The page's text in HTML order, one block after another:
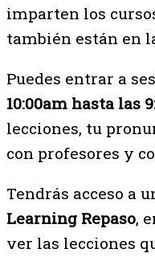
imparten los
también están en
Puedes entrar a
10:00am hasta las
lecciones, tu
con profesores y
Tendrás acceso a
Learning Repaso,
ver las lecciones